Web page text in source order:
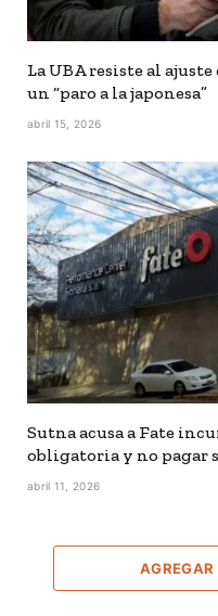
La UBA resiste al
un “paro a la japonesa”
abril 15, 2026
Sutna acusa a Fate
obligatoria y no pagar
abril 11, 2026